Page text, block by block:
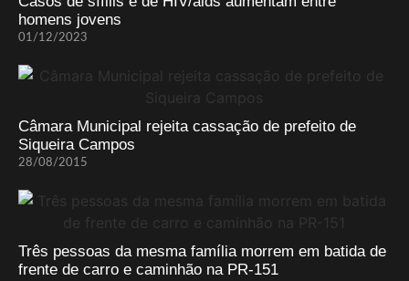
homens jovens
01/12/2023
Câmara Municipal rejeita cassação de prefeito de
Siqueira Campos
28/08/2015
Três pessoas da mesma família morrem em batida de
frente de carro e caminhão na PR-151